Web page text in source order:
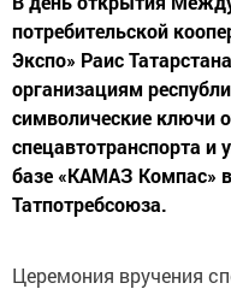
потребительской
Экспо» Раис
организациям
символические ключи
спецавтотранспорта
базе «КАМАЗ Компас»
Татпотребсоюза.
Церемония вручения